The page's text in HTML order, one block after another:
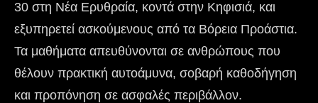
30 στη Νέα Ερυθραία, κοντά στην Κηφισιά, και
εξυπηρετεί ασκούμενους από τα Βόρεια Προάστια.
Τα μαθήματα απευθύνονται σε ανθρώπους που
θέλουν πρακτική αυτοάμυνα, σοβαρή καθοδήγηση
και προπόνηση σε ασφαλές περιβάλλον.